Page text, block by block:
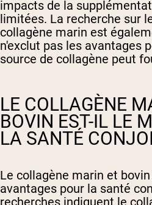
impacts de la
limitées. La recherche sur
collagène marin est
n'exclut pas les avantages
source de collagène peut
LE COLLAGÈNE
BOVIN EST-IL LE
LA SANTÉ
Le collagène marin et
avantages pour la santé
recherches indiquent le